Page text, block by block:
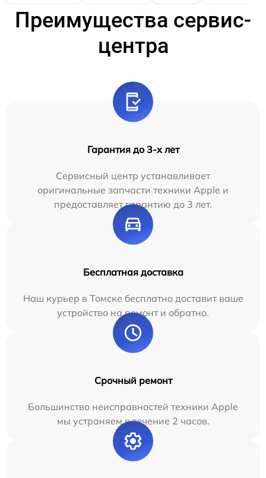
Преимущества сервис-
центра
Гарантия до 3-х лет
Сервисный центр устанавливает
оригинальные запчасти техники Apple и
предоставляет гарантию до 3 лет.
Бесплатная доставка
Наш курьер в Томске бесплатно доставит ваше
устройство на ремонт и обратно.
Срочный ремонт
Большинство неисправностей техники Apple
мы устраняем в течение 2 часов.